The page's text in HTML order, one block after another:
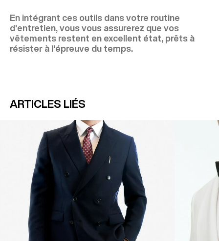
En intégrant ces outils dans votre routine
d'entretien, vous vous assurerez que vos
vêtements restent en excellent état, prêts à
résister à l'épreuve du temps.
ARTICLES LIÉS